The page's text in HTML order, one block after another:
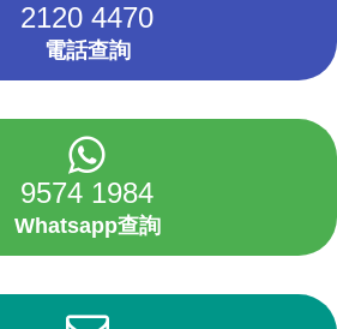
2120 4470
電話查詢
9574 1984
Whatsapp查詢